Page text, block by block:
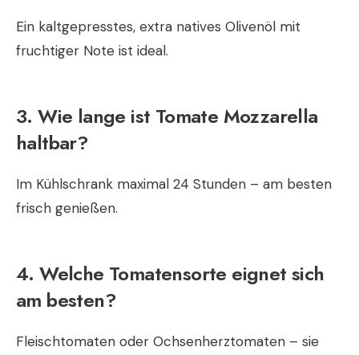
Ein kaltgepresstes, extra natives Olivenöl mit
fruchtiger Note ist ideal.
3. Wie lange ist Tomate Mozzarella
haltbar?
Im Kühlschrank maximal 24 Stunden – am besten
frisch genießen.
4. Welche Tomatensorte eignet sich
am besten?
Fleischtomaten oder Ochsenherztomaten – sie